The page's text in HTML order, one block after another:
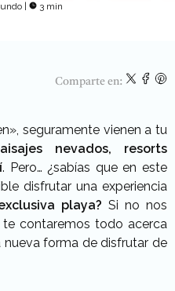
3 min
Comparte en:
seguramente vienen a tu
nevados, resorts
. Pero… ¿sabías que en este
disfrutar una experiencia
playa? Si no nos
contaremos todo acerca
nueva forma de disfrutar de